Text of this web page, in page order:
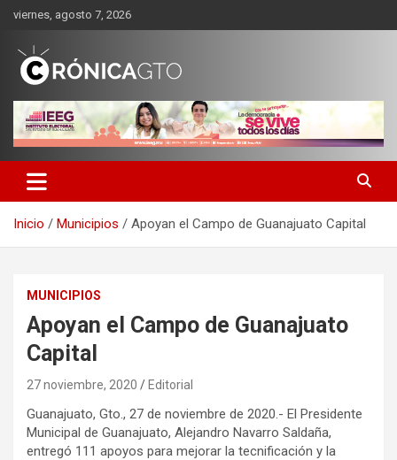
Saltar
contenido
viernes, agosto 7, 2026
CRONICA GUANAJUATO
Inicio Municipios Apoyan el Campo de Guanajuato Capital
MUNICIPIOS
Apoyan el Campo de Guanajuato
Capital
27 noviembre, 2020 Editorial
Guanajuato, Gto., 27 de noviembre de 2020.- El Presidente
Municipal de Guanajuato, Alejandro Navarro Saldaña,
entregó 111 apoyos para mejorar la tecnificación y la